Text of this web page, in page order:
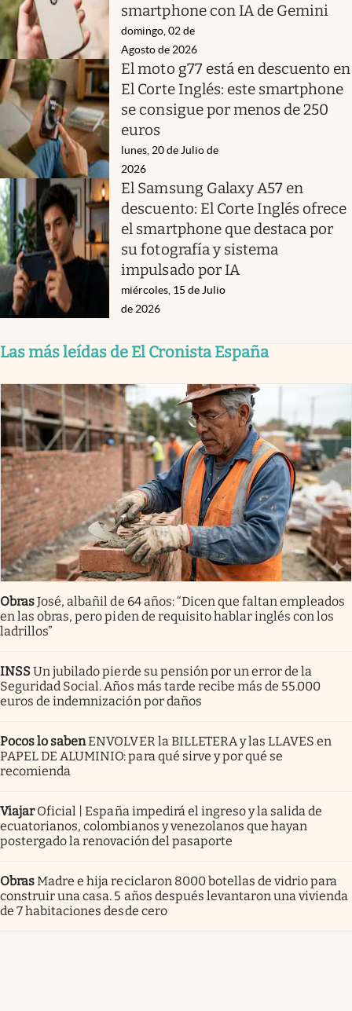
smartphone con IA de Gemini
domingo, 02 de
Agosto de 2026
El moto g77 está en descuento en
El Corte Inglés: este smartphone
se consigue por menos de 250
euros
lunes, 20 de Julio de
2026
El Samsung Galaxy A57 en
descuento: El Corte Inglés ofrece
el smartphone que destaca por
su fotografía y sistema
impulsado por IA
miércoles, 15 de Julio
de 2026
Las más leídas de El Cronista España
ObrasJosé, albañil de 64 años: “Dicen que faltan empleados
en las obras, pero piden de requisito hablar inglés con los
ladrillos”
INSSUn jubilado pierde su pensión por un error de la
Seguridad Social. Años más tarde recibe más de 55.000
euros de indemnización por daños
Pocos lo sabenENVOLVER la BILLETERA y las LLAVES en
PAPEL DE ALUMINIO: para qué sirve y por qué se
recomienda
Viajar Oficial | España impedirá el ingreso y la salida de
ecuatorianos, colombianos y venezolanos que hayan
postergado la renovación del pasaporte
ObrasMadre e hija reciclaron 8000 botellas de vidrio para
construir una casa. 5 años después levantaron una vivienda
de 7 habitaciones desde cero